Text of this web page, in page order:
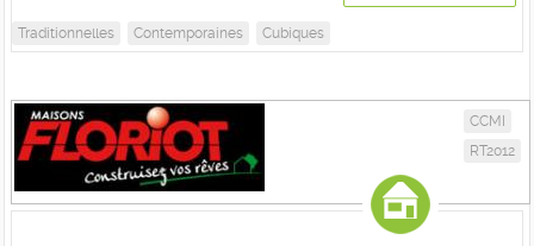
Traditionnelles Contemporaines Cubiques
CCMI
RT2012